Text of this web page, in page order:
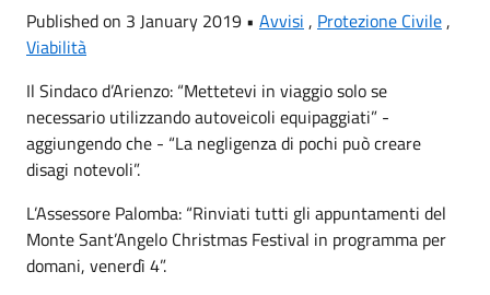
Published on 3 January 2019 • Avvisi , Protezione Civile,
Viabilità
Il Sindaco d’Arienzo: “Mettetevi in viaggio solo se
necessario utilizzando autoveicoli equipaggiati” -
aggiungendo che - “La negligenza di pochi può creare
disagi notevoli”.
L’Assessore Palomba: “Rinviati tutti gli appuntamenti del
Monte Sant’Angelo Christmas Festival in programma per
domani, venerdì 4”.